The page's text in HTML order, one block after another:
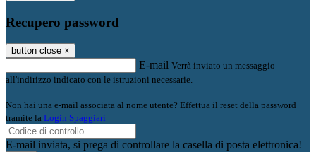
Recupero password
button close ×
E-mail Verrà inviato un messaggio
all'indirizzo indicato con le istruzioni necessarie.
Non hai una e-mail associata al nome utente? Effettua il reset della password
tramite la Login Spaggiari
E-mail inviata, si prega di controllare la casella di posta elettronica!